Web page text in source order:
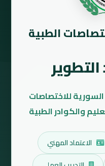
الطبية
السورية للاختصاصات
والكوادر الطبية
الاعتماد المهني